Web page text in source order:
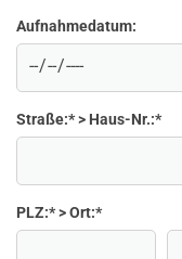
Aufnahmedatum:
Straße:* > Haus-Nr.:*
PLZ:* > Ort:*